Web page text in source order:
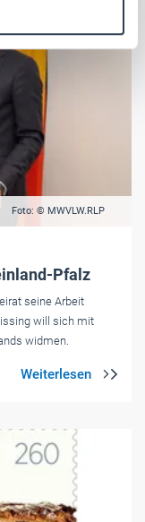
Foto: © MWVLW.RLP
Pfalz
seine Arbeit
will sich mit
widmen.